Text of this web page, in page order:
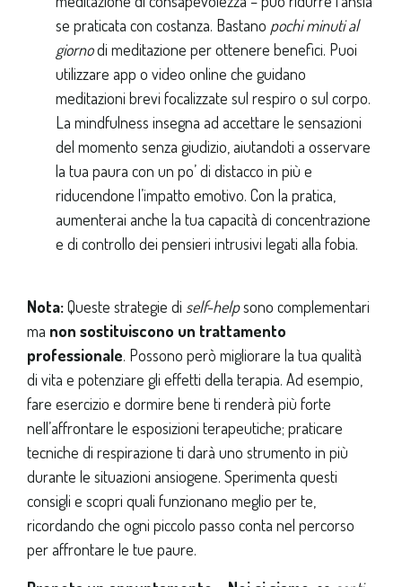
se praticata con costanza. Bastano pochi minuti al
giornodi meditazione per ottenere benefici. Puoi
utilizzare app o video online che guidano
meditazioni brevi focalizzate sul respiro o sul corpo.
La mindfulness insegna ad accettare le sensazioni
del momento senza giudizio, aiutandoti a osservare
la tua paura con un po’ di distacco in più e
riducendone l’impatto emotivo. Con la pratica,
aumenterai anche la tua capacità di concentrazione
e di controllo dei pensieri intrusivi legati alla fobia.
Nota:Queste strategie di self-helpsono complementari
ma non sostituiscono un trattamento
professionale. Possono però migliorare la tua qualità
di vita e potenziare gli effetti della terapia. Ad esempio,
fare esercizio e dormire bene ti renderà più forte
nell’affrontare le esposizioni terapeutiche; praticare
tecniche di respirazione ti darà uno strumento in più
durante le situazioni ansiogene. Sperimenta questi
consigli e scopri quali funzionano meglio per te,
ricordando che ogni piccolo passo conta nel percorso
per affrontare le tue paure.